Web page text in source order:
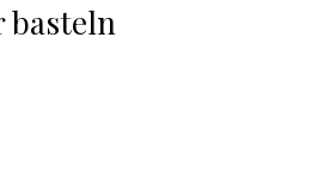
basteln